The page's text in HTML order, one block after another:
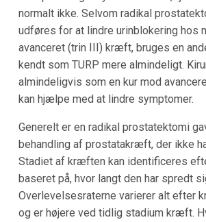
normalt ikke. Selvom radikal
udføres for at lindre urinblokering hos
avanceret (trin III) kræft, bruges en
kendt som TURP mere almindeligt.
almindeligvis som en kur mod
kan hjælpe med at lindre symptomer.
Generelt er en radikal prostatektomi
behandling af prostatakræft, der ikke
Stadiet af kræften kan identificeres
baseret på, hvor langt den har spredt
Overlevelsesraterne varierer alt efter
og er højere ved tidlig stadium kræft.